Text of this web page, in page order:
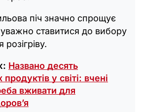
піч значно спрощує
ставитися до вибору
розігріву.
Названо десять
у світі: вчені
вживати для